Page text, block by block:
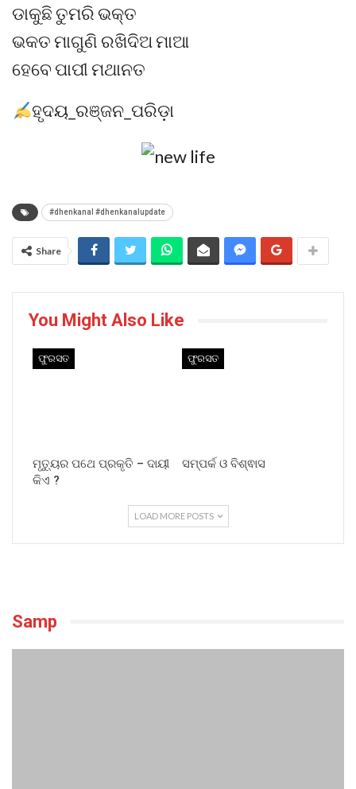
ଡାକୁଛି ତୁମରି ଭକ୍ତ
ଭକତ ମାଗୁଣି ରଖିଦିଅ ମାଆ
ହେବେ ପାପୀ ମଥାନତ
ହୃଦୟ_ରଞ୍ଜନ_ପରିଡ଼ା
#dhenkanal #dhenkanalupdate
Share
You Might Also Like
ଫୁରସତ
ମୃତ୍ୟୁର ପଥେ ପ୍ରକୃତି – ଦାୟୀ
କିଏ ?
ଫୁରସତ
ସମ୍ପର୍କ ଓ ବିଶ୍ଵାସ
LOAD MORE POSTS
Samp